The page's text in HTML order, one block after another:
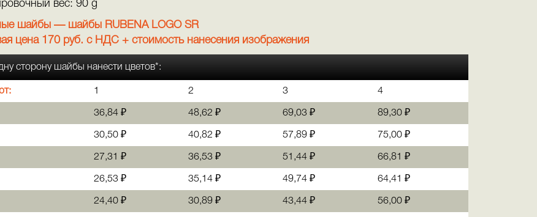
вес: 90 g
шайбы — шайбы RUBENA LOGO SR
цена 170 руб. с НДС + стоимость нанесения изображения
сторону шайбы нанести цветов*:
1 2 3 4
36,84 ₽ 48,62 ₽ 69,03 ₽ 89,30 ₽
30,50 ₽ 40,82 ₽ 57,89 ₽ 75,00 ₽
27,31 ₽ 36,53 ₽ 51,44 ₽ 66,81 ₽
26,53 ₽ 35,14 ₽ 49,74 ₽ 64,41 ₽
24,40 ₽ 30,89 ₽ 43,44 ₽ 56,00 ₽